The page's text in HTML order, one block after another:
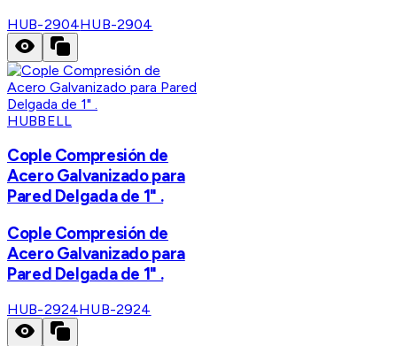
HUB-2904HUB-2904
HUBBELL
Cople Compresión de
Acero Galvanizado para
Pared Delgada de 1" .
Cople Compresión de
Acero Galvanizado para
Pared Delgada de 1" .
HUB-2924HUB-2924